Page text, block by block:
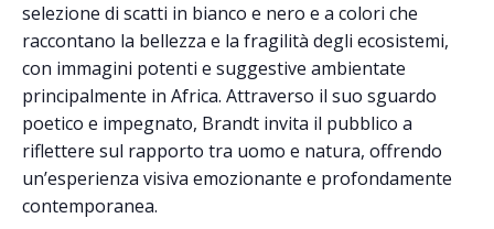
selezione di scatti in bianco e nero e a colori che
raccontano la bellezza e la fragilità degli ecosistemi,
con immagini potenti e suggestive ambientate
principalmente in Africa. Attraverso il suo sguardo
poetico e impegnato, Brandt invita il pubblico a
riflettere sul rapporto tra uomo e natura, offrendo
un’esperienza visiva emozionante e profondamente
contemporanea.